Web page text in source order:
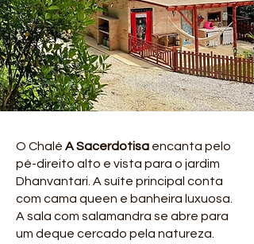
O Chalé A Sacerdotisa encanta pelo
pé-direito alto e vista para o jardim
Dhanvantari. A suíte principal conta
com cama queen e banheira luxuosa.
A sala com salamandra se abre para
um deque cercado pela natureza.